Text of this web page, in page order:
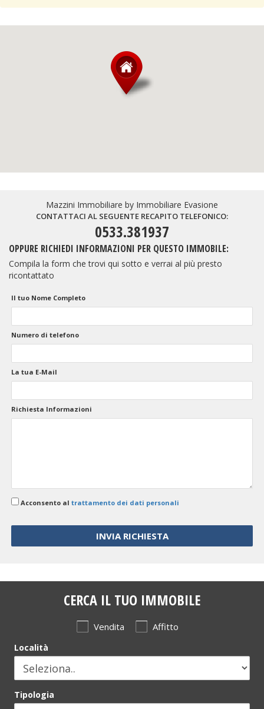
Mazzini Immobiliare by Immobiliare Evasione
CONTATTACI AL SEGUENTE RECAPITO TELEFONICO:
0533.381937
OPPURE RICHIEDI INFORMAZIONI PER QUESTO IMMOBILE:
Compila la form che trovi qui sotto e verrai al più presto
ricontattato
Il tuo Nome Completo
Numero di telefono
La tua E-Mail
Richiesta Informazioni
Acconsento al trattamento dei dati personali
CERCA IL TUO IMMOBILE
Vendita Affitto
Località
Tipologia